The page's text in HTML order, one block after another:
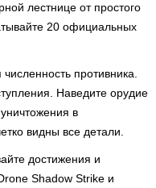
лестнице от простого
20 официальных
противника.
Наведите орудие
в
видны все детали.
достижения и
Shadow Strike и